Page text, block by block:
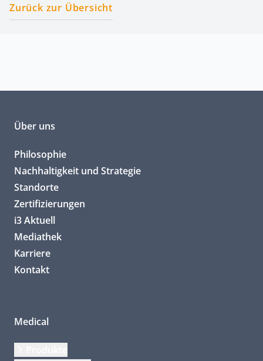
Zurück zur Übersicht
Über uns
Philosophie
Nachhaltigkeit und Strategie
Standorte
Zertifizierungen
i3 Aktuell
Mediathek
Karriere
Kontakt
Medical